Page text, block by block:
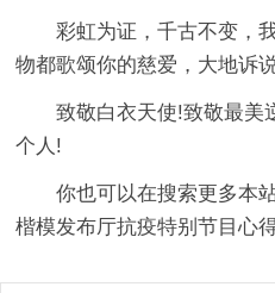
彩虹为证，千古不变，
物都歌颂你的慈爱，大地诉
致敬白衣天使!致敬最美
个人!
你也可以在搜索更多本
楷模发布厅抗疫特别节目心